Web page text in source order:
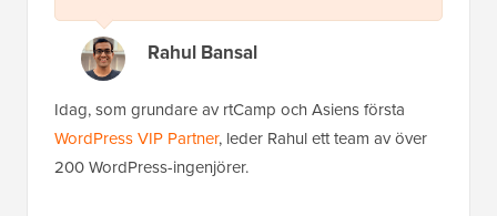
Rahul Bansal
Idag, som grundare av rtCamp och Asiens första
WordPress VIP Partner, leder Rahul ett team av över
200 WordPress-ingenjörer.